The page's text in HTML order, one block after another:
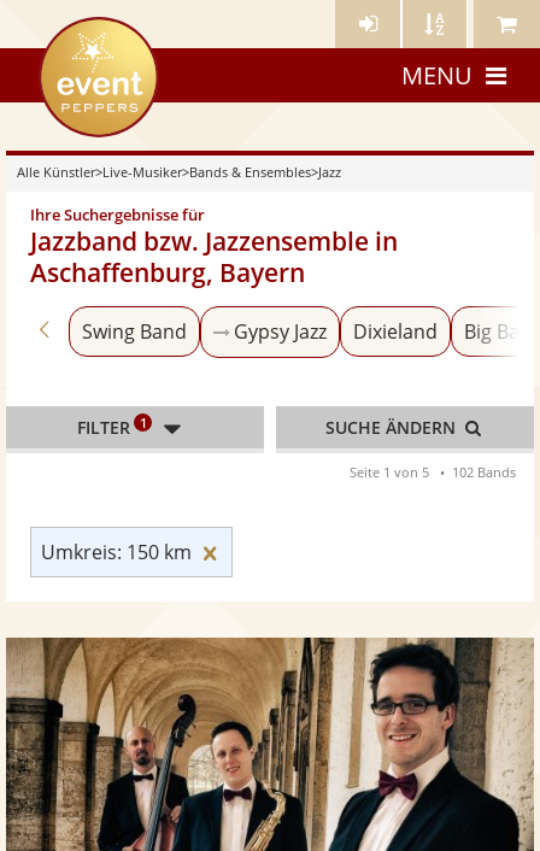
Künstler- Künstler Meine
eventpeppers
MENU
Alle Künstler>Live-Musiker>Bands & Ensembles>Jazz
Ihre Suchergebnisse für
Jazzband bzw. Jazzensemble in
Aschaffenburg, Bayern
Zurück zu «Bands & Ensembles»
Swing Band Gypsy Jazz Dixieland Big
Umkreis: 150 km
FILTER 1 SUCHE ÄNDERN
Seite 1 von 5 102 Bands